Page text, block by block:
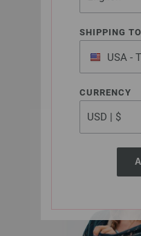
SHIPPING TO
USA -
of America
CURRENCY